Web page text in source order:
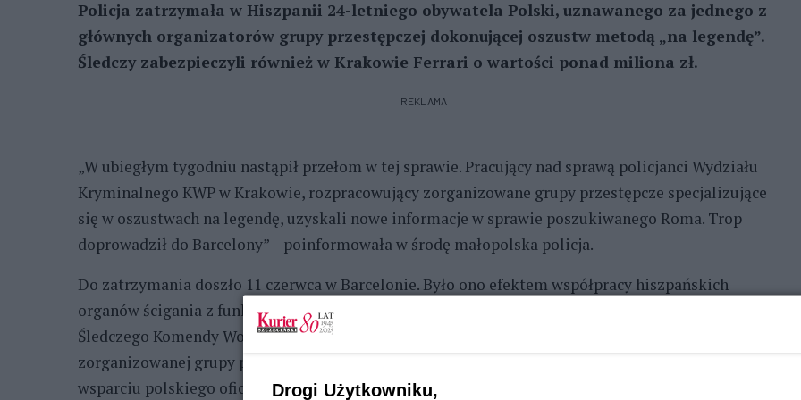
Policja zatrzymała w Hiszpanii 24-letniego obywatela Polski, uznawanego za jednego z
głównych organizatorów grupy przestępczej dokonującej oszustw metodą „na legendę”.
Śledczy zabezpieczyli również w Krakowie Ferrari o wartości ponad miliona zł.
REKLAMA
„W ubiegłym tygodniu nastąpił przełom w tej sprawie. Pracujący nad sprawą policjanci Wydziału
Kryminalnego KWP w Krakowie, rozpracowujący zorganizowane grupy przestępcze specjalizujące
się w oszustwach na legendę, uzyskali nowe informacje w sprawie poszukiwanego Roma. Trop
doprowadził do Barcelony” – poinformowała w środę małopolska policja.
Do zatrzymania doszło 11 czerwca w Barcelonie. Było ono efektem współpracy hiszpańskich
organów ścigania z funkcjonariuszami Wydziału Kryminalnego oraz Wydziału Dochodzeniowo-
Śledczego Komendy Wojewódzkiej Policji w Krakowie, którzy rozpracowywali działalność
zorganizowanej grupy przestępczej specjalizującej się w oszustwach metodą „na legendę”, przy
wsparciu polskiego oficera łącznikowego w Hiszpanii.
Drogi Użytkowniku,